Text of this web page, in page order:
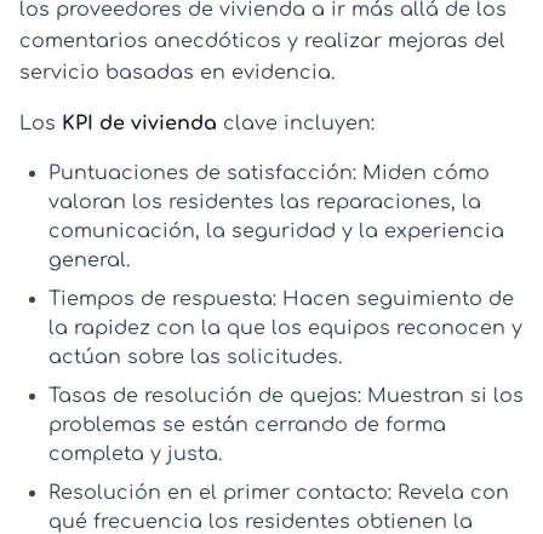
los proveedores de vivienda a ir más allá de los
comentarios anecdóticos y realizar mejoras del
servicio basadas en evidencia.
Los KPI de vivienda clave incluyen:
Puntuaciones de satisfacción: Miden cómo
valoran los residentes las reparaciones, la
comunicación, la seguridad y la experiencia
general.
Tiempos de respuesta: Hacen seguimiento de
la rapidez con la que los equipos reconocen y
actúan sobre las solicitudes.
Tasas de resolución de quejas: Muestran si los
problemas se están cerrando de forma
completa y justa.
Resolución en el primer contacto: Revela con
qué frecuencia los residentes obtienen la